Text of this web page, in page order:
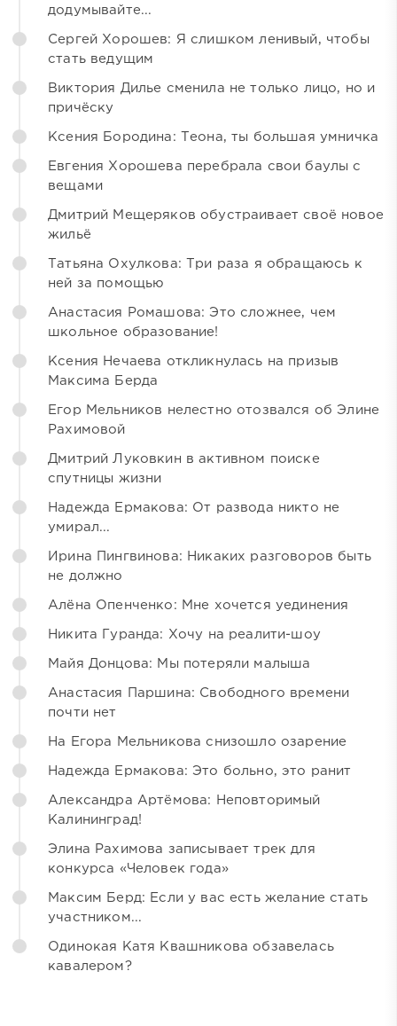
додумывайте...
Сергей Хорошев: Я слишком ленивый, чтобы
стать ведущим
Виктория Дилье сменила не только лицо, но и
причёску
Ксения Бородина: Теона, ты большая умничка
Евгения Хорошева перебрала свои баулы с
вещами
Дмитрий Мещеряков обустраивает своё новое
жильё
Татьяна Охулкова: Три раза я обращаюсь к
ней за помощью
Анастасия Ромашова: Это сложнее, чем
школьное образование!
Ксения Нечаева откликнулась на призыв
Максима Берда
Егор Мельников нелестно отозвался об Элине
Рахимовой
Дмитрий Луковкин в активном поиске
спутницы жизни
Надежда Ермакова: От развода никто не
умирал...
Ирина Пингвинова: Никаких разговоров быть
не должно
Алёна Опенченко: Мне хочется уединения
Никита Гуранда: Хочу на реалити-шоу
Майя Донцова: Мы потеряли малыша
Анастасия Паршина: Свободного времени
почти нет
На Егора Мельникова снизошло озарение
Надежда Ермакова: Это больно, это ранит
Александра Артёмова: Неповторимый
Калининград!
Элина Рахимова записывает трек для
конкурса «Человек года»
Максим Берд: Если у вас есть желание стать
участником...
Одинокая Катя Квашникова обзавелась
кавалером?